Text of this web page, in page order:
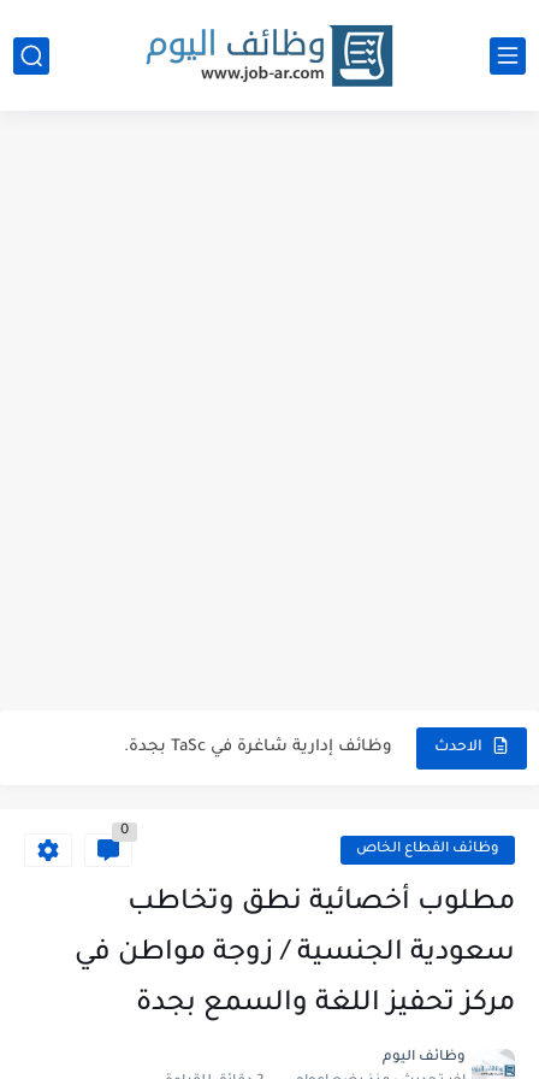
الاحدث وظائف إدارية شاغرة في TaSc بجدة.
مستشفى تداوي توفر وظائف للممرضين والممرضات برواتب مجزية في مكة...
فرص عمل و تدريب للخريجين في بوبا العربية.
وظائف القطاع الخاص
0
مطلوب أخصائية نطق وتخاطب
سعودية الجنسية / زوجة مواطن في
مركز تحفيز اللغة والسمع بجدة
وظائف اليوم